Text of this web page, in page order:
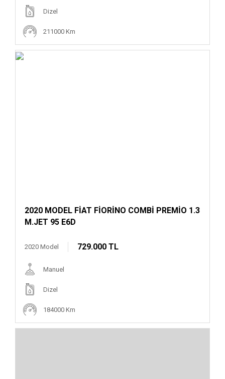
Dizel
211000 Km
2020 MODEL FİAT FİORİNO COMBİ PREMİO 1.3
M.JET 95 E6D
2020 Model 729.000 TL
Manuel
Dizel
184000 Km